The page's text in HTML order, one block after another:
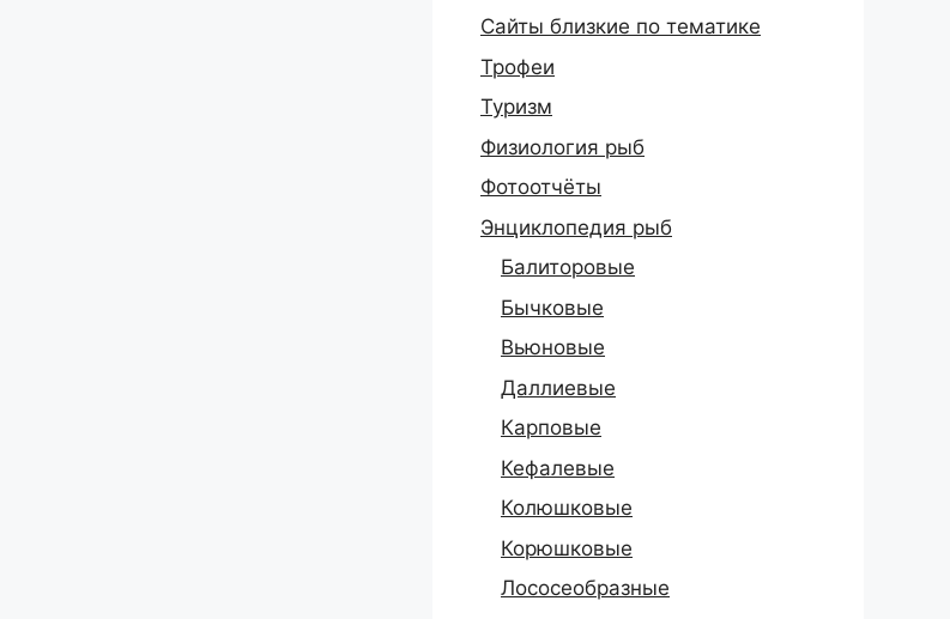
Сайты близкие по тематике
Трофеи
Туризм
Физиология рыб
Фотоотчёты
Энциклопедия рыб
Балиторовые
Бычковые
Вьюновые
Даллиевые
Карповые
Кефалевые
Колюшковые
Корюшковые
Лососеобразные